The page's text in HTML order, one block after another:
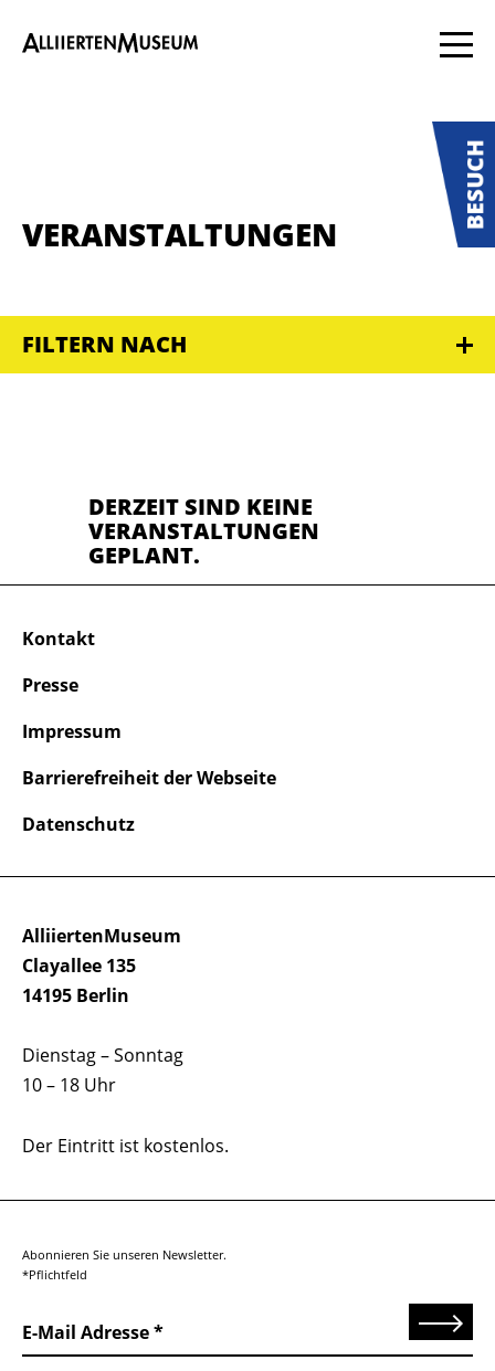
VERANSTALTUNGEN
FILTERN NACH
DERZEIT SIND KEINE
VERANSTALTUNGEN
GEPLANT.
AlliiertenMuseum
Clayallee 135
14195 Berlin
Dienstag – Sonntag
10 – 18 Uhr
Der Eintritt ist kostenlos.
Kontakt
Presse
Impressum
Barrierefreiheit der Webseite
Datenschutz
Abonnieren Sie unseren Newsletter.
*Pflichtfeld
E-Mail Adresse Senden